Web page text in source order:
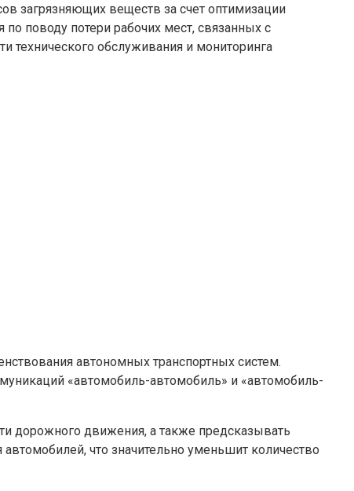
загрязняющих веществ за счет оптимизации
поводу потери рабочих мест, связанных с
технического обслуживания и мониторинга
автономных транспортных систем.
«автомобиль-автомобиль» и «автомобиль-
дорожного движения, а также предсказывать
что значительно уменьшит количество